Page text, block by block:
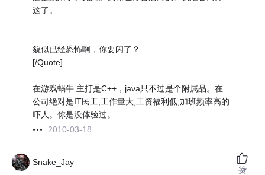
这了。
貌似已经恐怖啊，你要闪了？
[/Quote]
在游戏蜗牛 主打是C++，java只不过是个附属品。在
公司绝对是IT民工,工作量大,工资福利低,加班频率高的
吓人。你是没体验过。
2010-03-18
Snake_Jay
赞